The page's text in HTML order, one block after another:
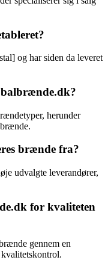
og har siden da leveret
herunder
brænde fra?
udvalgte leverandører,
for kvaliteten
gennem en